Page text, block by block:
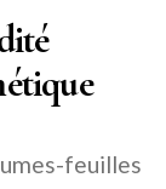
feuilles